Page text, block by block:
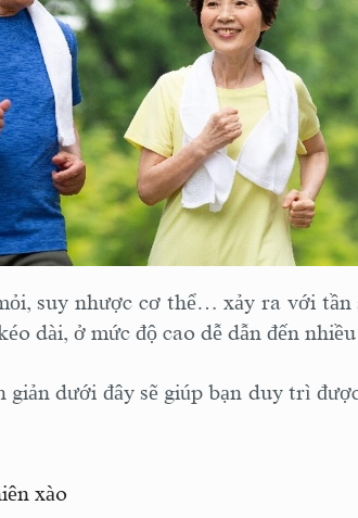
suy nhược cơ thể… xảy ra với
dài, ở mức độ cao dễ dẫn đến
giản dưới đây sẽ giúp bạn duy trì
xào